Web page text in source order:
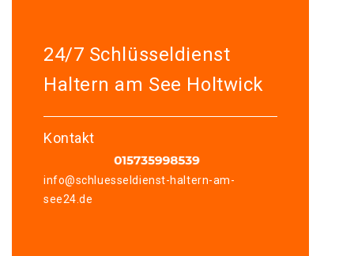
24/7 Schlüsseldienst
Haltern am See Holtwick
Kontakt
info@schluesseldienst-haltern-am-
see24.de